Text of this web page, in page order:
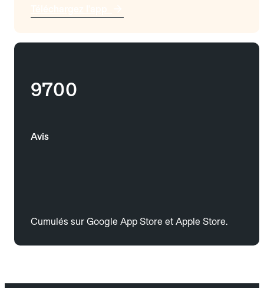
9700
Avis
Cumulés sur Google App Store et Apple Store.